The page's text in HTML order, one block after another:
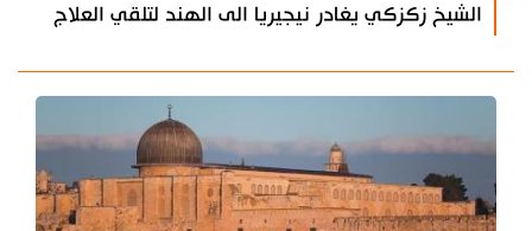
الشيخ زكزكي يغادر نيجيريا الى الهند لتلقي العلاج